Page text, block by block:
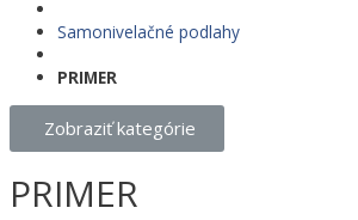
Samonivelačné podlahy
PRIMER
Zobraziť kategórie
PRIMER